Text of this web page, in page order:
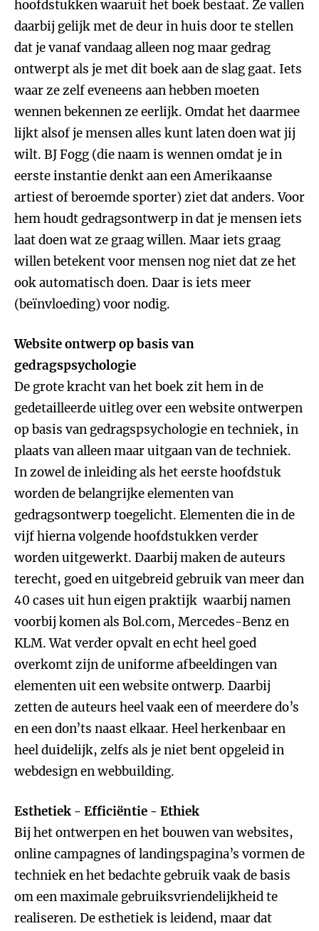
hoofdstukken waaruit het boek bestaat. Ze vallen
daarbij gelijk met de deur in huis door te stellen
dat je vanaf vandaag alleen nog maar gedrag
ontwerpt als je met dit boek aan de slag gaat. Iets
waar ze zelf eveneens aan hebben moeten
wennen bekennen ze eerlijk. Omdat het daarmee
lijkt alsof je mensen alles kunt laten doen wat jij
wilt. BJ Fogg (die naam is wennen omdat je in
eerste instantie denkt aan een Amerikaanse
artiest of beroemde sporter) ziet dat anders. Voor
hem houdt gedragsontwerp in dat je mensen iets
laat doen wat ze graag willen. Maar iets graag
willen betekent voor mensen nog niet dat ze het
ook automatisch doen. Daar is iets meer
(beïnvloeding) voor nodig.
Website ontwerp op basis van
gedragspsychologie
De grote kracht van het boek zit hem in de
gedetailleerde uitleg over een website ontwerpen
op basis van gedragspsychologie en techniek, in
plaats van alleen maar uitgaan van de techniek.
In zowel de inleiding als het eerste hoofdstuk
worden de belangrijke elementen van
gedragsontwerp toegelicht. Elementen die in de
vijf hierna volgende hoofdstukken verder
worden uitgewerkt. Daarbij maken de auteurs
terecht, goed en uitgebreid gebruik van meer dan
40 cases uit hun eigen praktijk waarbij namen
voorbij komen als Bol.com, Mercedes-Benz en
KLM. Wat verder opvalt en echt heel goed
overkomt zijn de uniforme afbeeldingen van
elementen uit een website ontwerp. Daarbij
zetten de auteurs heel vaak een of meerdere do’s
en een don’ts naast elkaar. Heel herkenbaar en
heel duidelijk, zelfs als je niet bent opgeleid in
webdesign en webbuilding.
Esthetiek - Efficiëntie - Ethiek
Bij het ontwerpen en het bouwen van websites,
online campagnes of landingspagina’s vormen de
techniek en het bedachte gebruik vaak de basis
om een maximale gebruiksvriendelijkheid te
realiseren. De esthetiek is leidend, maar dat